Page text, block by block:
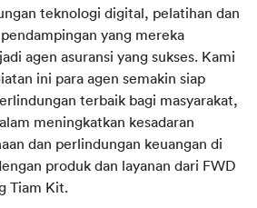
teknologi digital, pelatihan dan
yang mereka
agen asuransi yang sukses. Kami
ini para agen semakin siap
terbaik bagi masyarakat,
meningkatkan kesadaran
dan perlindungan keuangan di
produk dan layanan dari FWD
Tiam Kit.